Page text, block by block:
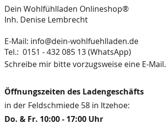
Dein Wohlfühlladen Onlineshop®
Inh. Denise Lembrecht
E-Mail: info@dein-wohlfuehlladen.de
​​​​​​​​​​​​​​​​​​​​Tel.: 0151 - 432 085 13 (WhatsApp)
Schreibe mir bitte vorzugsweise eine E-Mail.
Öffnungszeiten des Ladengeschäfts
in der Feldschmiede 58 in Itzehoe:
Do. & Fr. 10:00 - 17:00 Uhr